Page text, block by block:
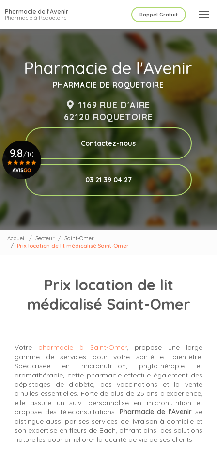
au
contenu
principal
Pharmacie de l'Avenir
Pharmacie à Roquetoire Rappel Gratuit
PHARMACIE DE ROQUETOIRE
1169 RUE D'AIRE
62120 ROQUETOIRE
Contactez-nous
03 21 39 04 27
9.8/10
Voir le certificat
Accueil Secteur
Saint-Omer
Prix location de lit médicalisé Saint-Omer
Prix location de lit
médicalisé Saint-Omer
Votre pharmacie à Saint-Omer, propose une large
gamme de services pour votre santé et bien-être.
Spécialisée en micronutrition, phytothérapie et
aromathérapie, cette pharmacie effectue également des
dépistages de diabète, des vaccinations et la vente
d’huiles essentielles. Forte de plus de 25 ans d’expérience,
elle assure un suivi personnalisé en micronutrition et
propose des téléconsultations. Pharmacie de l'Avenir se
distingue aussi par ses services de livraison à domicile et
son expertise en fleurs de Bach, offrant ainsi des solutions
naturelles pour améliorer la qualité de vie de ses clients.